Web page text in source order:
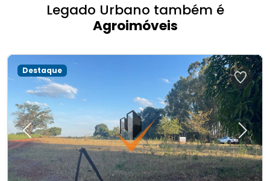
Legado Urbano também é
Agroimóveis
Previous Next
Destaque